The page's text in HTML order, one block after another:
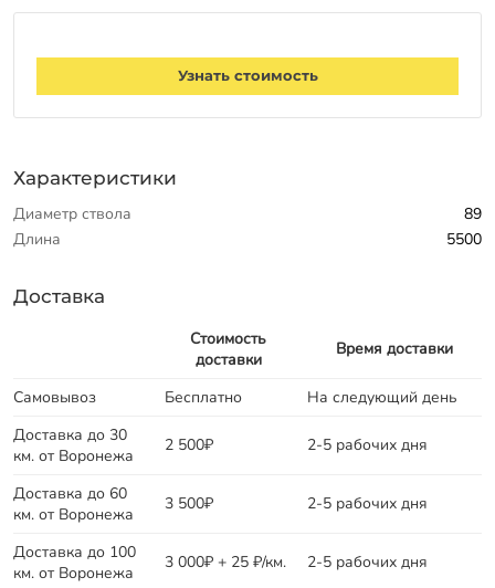
Узнать стоимость
Характеристики
Диаметр ствола
89
Длина
5500
Доставка
Стоимость
доставки
Время доставки
Самовывоз Бесплатно
На следующий день
Доставка до 30
км. от Воронежа
2 500₽ 2-5 рабочих дня
Доставка до 60
км. от Воронежа
3 500₽ 2-5 рабочих дня
Доставка до 100
км. от Воронежа
3 000₽ + 25 ₽/км. 2-5 рабочих дня